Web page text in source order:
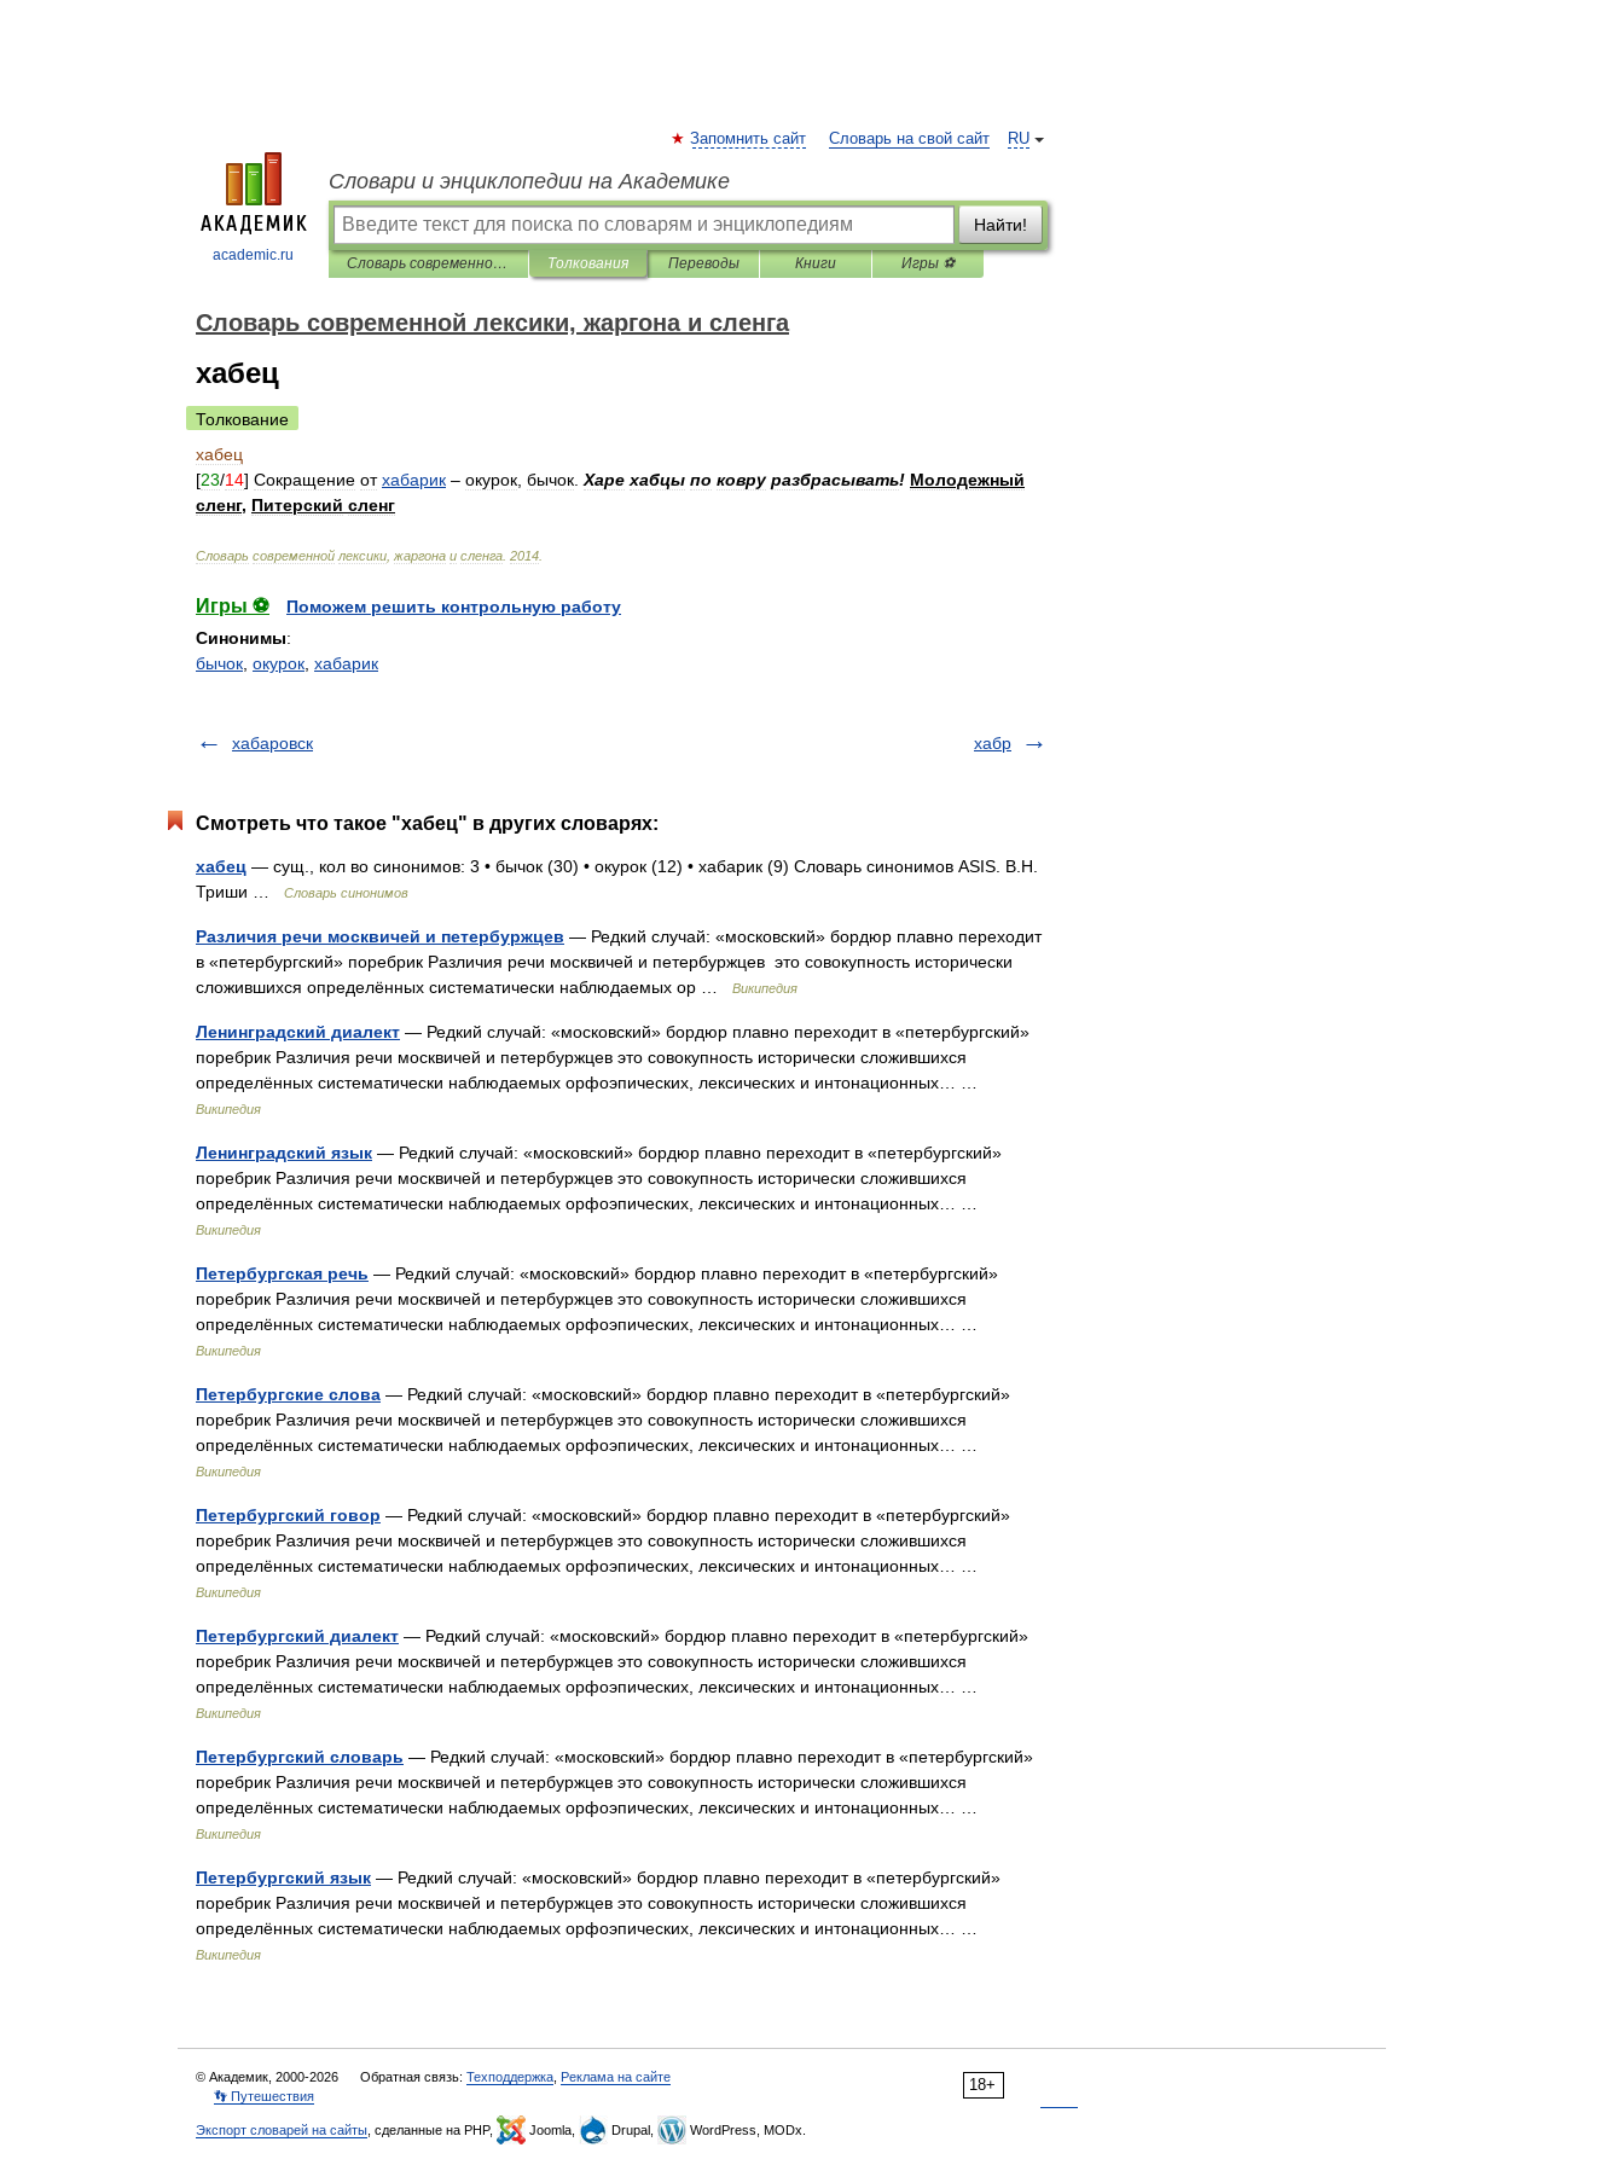
academic.ru
RU
Запомнить сайт Словарь на свой сайт
Словари и энциклопедии на Академике
Найти!
Cловарь современной лексики, жаргона и сленга Толкования Переводы Книги Игры ⚽
Cловарь современной лексики, жаргона и сленга
хабец
Толкование
хабец
[23/14] Сокращение от хабарик – окурок бычок Харе хабцы по ковру разбрасывать! Молодежный
сленг, Питерский сленг
Cловарь современной лексики жаргона и сленга 2014
Игры ⚽
Поможем решить контрольную работу
Синонимы:
бычок окурок хабарик
хабаровск хабр
Смотреть что такое "хабец" в других словарях:
хабец — сущ., кол во синонимов: 3 • бычок (30) • окурок (12) • хабарик (9) Словарь синонимов ASIS. В.Н.
Триши …
Словарь синонимов
Различия речи москвичей и петербуржцев — Редкий случай: «московский» бордюр плавно переходит
в «петербургский» поребрик Различия речи москвичей и петербуржцев это совокупность исторически
сложившихся определённых систематически наблюдаемых ор …
Википедия
Ленинградский диалект — Редкий случай: «московский» бордюр плавно переходит в «петербургский»
поребрик Различия речи москвичей и петербуржцев это совокупность исторически сложившихся
определённых систематически наблюдаемых орфоэпических, лексических и интонационных… …
Википедия
Ленинградский язык — Редкий случай: «московский» бордюр плавно переходит в «петербургский»
поребрик Различия речи москвичей и петербуржцев это совокупность исторически сложившихся
определённых систематически наблюдаемых орфоэпических, лексических и интонационных… …
Википедия
Петербургская речь — Редкий случай: «московский» бордюр плавно переходит в «петербургский»
поребрик Различия речи москвичей и петербуржцев это совокупность исторически сложившихся
определённых систематически наблюдаемых орфоэпических, лексических и интонационных… …
Википедия
Петербургские слова — Редкий случай: «московский» бордюр плавно переходит в «петербургский»
поребрик Различия речи москвичей и петербуржцев это совокупность исторически сложившихся
определённых систематически наблюдаемых орфоэпических, лексических и интонационных… …
Википедия
Петербургский говор — Редкий случай: «московский» бордюр плавно переходит в «петербургский»
поребрик Различия речи москвичей и петербуржцев это совокупность исторически сложившихся
определённых систематически наблюдаемых орфоэпических, лексических и интонационных… …
Википедия
Петербургский диалект — Редкий случай: «московский» бордюр плавно переходит в «петербургский»
поребрик Различия речи москвичей и петербуржцев это совокупность исторически сложившихся
определённых систематически наблюдаемых орфоэпических, лексических и интонационных… …
Википедия
Петербургский словарь — Редкий случай: «московский» бордюр плавно переходит в «петербургский»
поребрик Различия речи москвичей и петербуржцев это совокупность исторически сложившихся
определённых систематически наблюдаемых орфоэпических, лексических и интонационных… …
Википедия
Петербургский язык — Редкий случай: «московский» бордюр плавно переходит в «петербургский»
поребрик Различия речи москвичей и петербуржцев это совокупность исторически сложившихся
определённых систематически наблюдаемых орфоэпических, лексических и интонационных… …
Википедия
18+
© Академик, 2000-2026 Обратная связь: Техподдержка Реклама на сайте
👣 Путешествия
Экспорт словарей на сайты , сделанные на PHP, Joomla, Drupal, WordPress, MODx.